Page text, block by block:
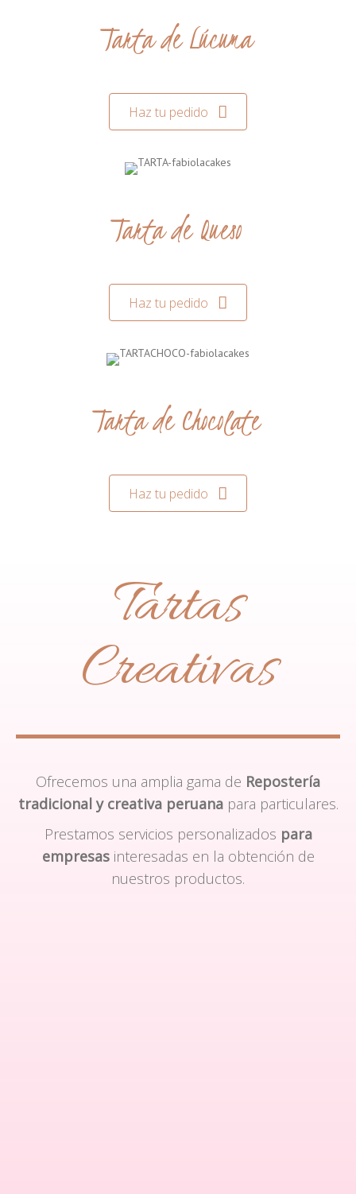
Tarta de Lúcuma
Haz tu pedido
Tarta de Queso
Haz tu pedido
Tarta de Chocolate
Haz tu pedido
Tartas
Creativas
Ofrecemos una amplia gama de Repostería
tradicional y creativa peruanapara particulares.
Prestamos servicios personalizados para
empresasinteresadas en la obtención de
nuestros productos.